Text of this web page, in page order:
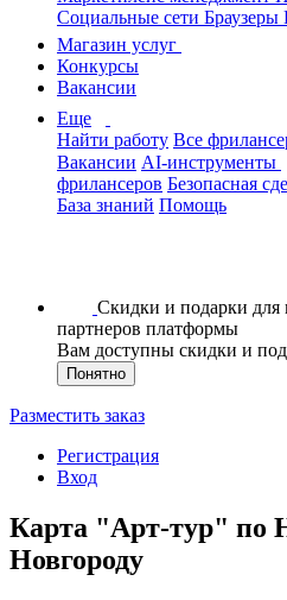
Социальные сети Браузеры
Магазин услуг
Конкурсы
Вакансии
Еще
Найти работу Все
Вакансии AI-инструменты
фрилансеров Безопасная
База знаний Помощь
Скидки и подарки для
партнеров платформы
Вам доступны скидки и
Понятно
Разместить заказ
Регистрация
Вход
Карта "Арт-тур" по
Новгороду